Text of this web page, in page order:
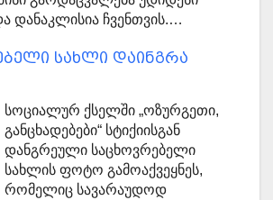
დანაკლისია ჩვენთვის.…
სახლი დაინგრა
სოციალურ ქსელში „ოზურგეთი,
განცხადებები“ სტიქიისგან
დანგრეული საცხოვრებელი
სახლის ფოტო გამოაქვეყნეს,
რომელიც სავარაუდოდ